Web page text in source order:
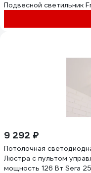
Подвесной светильник
9 292 ₽
Потолочная
Люстра с пультом
мощность 126 Вт Sera